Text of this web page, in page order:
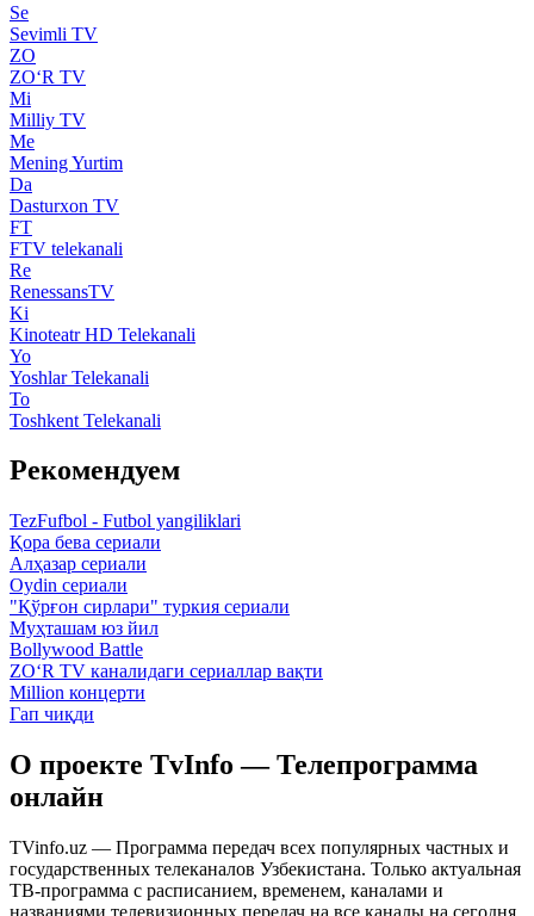
Se
Sevimli TV
ZO
ZO‘R TV
Mi
Milliy TV
Me
Mening Yurtim
Da
Dasturxon TV
FT
FTV telekanali
Re
RenessansTV
Ki
Kinoteatr HD Telekanali
Yo
Yoshlar Telekanali
To
Toshkent Telekanali
Рекомендуем
TezFufbol - Futbol yangiliklari
Қора бева сериали
Алҳазар сериали
Oydin сериали
"Қўрғон сирлари" туркия сериали
Муҳташам юз йил
Bollywood Battle
ZO‘R TV каналидаги сериаллар вақти
Million концерти
Гап чиқди
О проекте TvInfo — Телепрограмма
онлайн
TVinfo.uz — Программа передач всех популярных частных и
государственных телеканалов Узбекистана. Только актуальная
ТВ-программа с расписанием, временем, каналами и